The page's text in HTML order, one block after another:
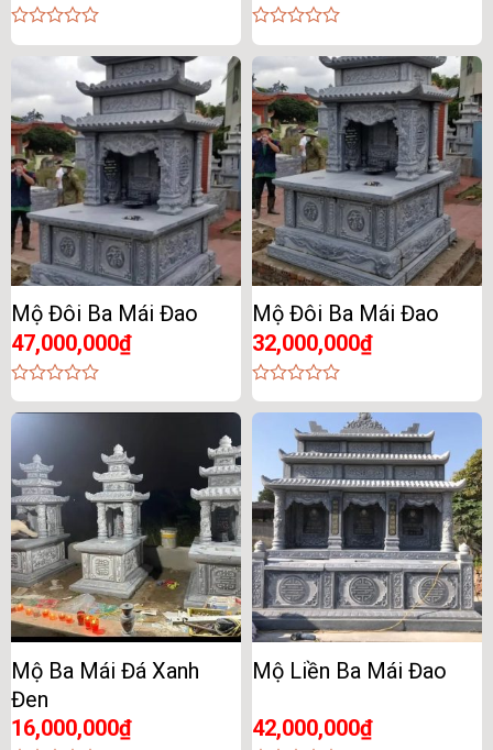
0
5
0
out
of
5
Mộ Đôi Ba Mái Đao
47,000,000₫
0
out
Mộ Đôi Ba Mái Đao
32,000,000₫
0
out
Mộ Ba Mái Đá Xanh
Đen
16,000,000₫
Mộ Liền Ba Mái Đao
42,000,000₫